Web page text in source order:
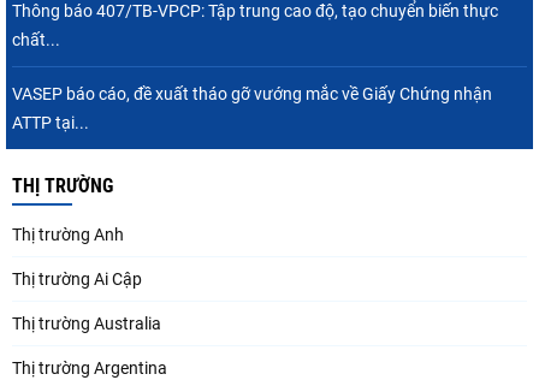
Thông báo 407/TB-VPCP: Tập trung cao độ, tạo chuyển biến thực
chất...
VASEP báo cáo, đề xuất tháo gỡ vướng mắc về Giấy Chứng nhận
ATTP tại...
THỊ TRƯỜNG
Thị trường Anh
Thị trường Ai Cập
Thị trường Australia
Thị trường Argentina